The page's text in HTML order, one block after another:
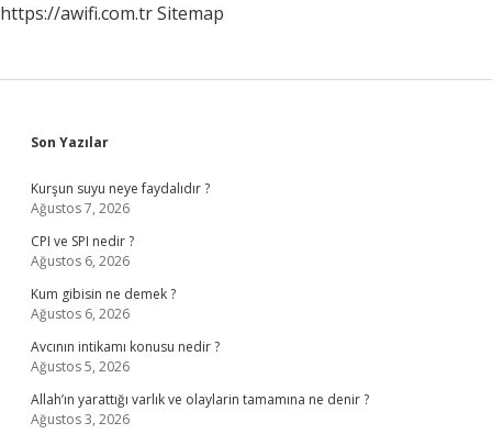
https://awifi.com.trSitemap
Sidebar
Son Yazılar
Kurşun suyu neye faydalıdır ?
Ağustos 7, 2026
CPI ve SPI nedir ?
Ağustos 6, 2026
Kum gibisin ne demek ?
Ağustos 6, 2026
Avcının intikamı konusu nedir ?
Ağustos 5, 2026
Allah’ın yarattığı varlık ve olaylarin tamamına ne denir ?
Ağustos 3, 2026